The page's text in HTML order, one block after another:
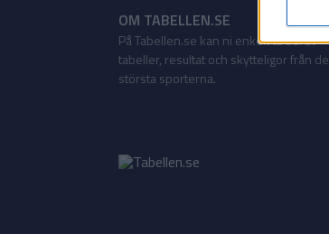
OM TABELLEN.SE
På Tabellen.se kan ni enkelt ta del av
tabeller, resultat och skytteligor från de
största sporterna.